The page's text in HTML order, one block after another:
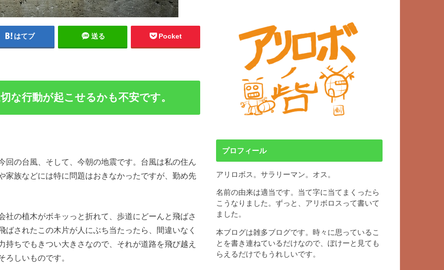
はてブ 送る Pocket
な行動が起こせるかも不安です。
回の台風、そして、今朝の地震です。台風は私の住ん
家族などには特に問題はおきなかったですが、勤め先
の植木がボキッっと折れて、歩道にどーんと飛ばさ
されたこの木片が人にぶち当たったら、間違いなく
ちでもきつい大きさなので、それが道路を飛び越え
しいものです。
プロフィール
アリロボス。サラリーマン。オス。
名前の由来は適当です。当て字に当てまくったら
こうなりました。ずっと、アリボロスって書いて
ました。
本ブログは雑多ブログです。時々に思っているこ
とを書き連ねているだけなので、ぼけーと見ても
らえるだけでもうれしいです。